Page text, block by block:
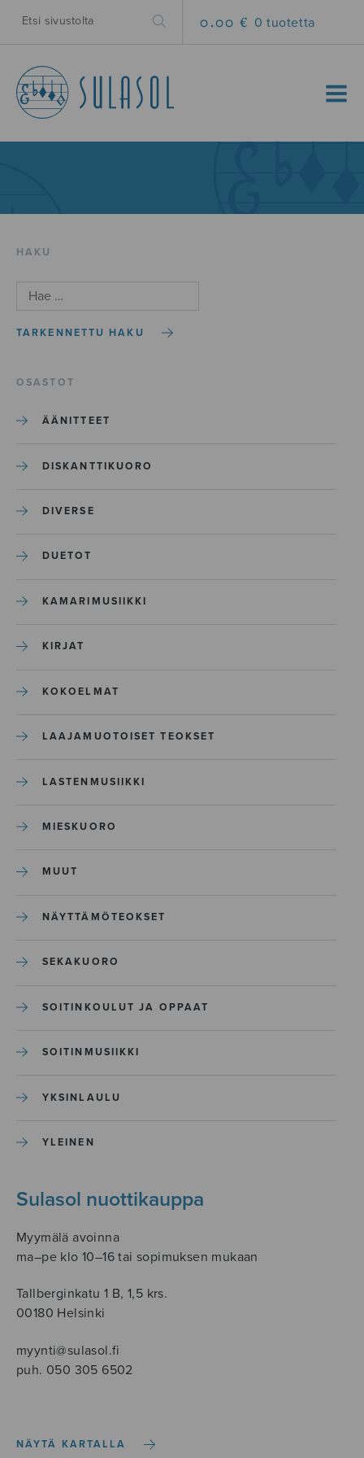
0.00 € 0 tuotetta
MENU
HAKU
TARKENNETTU HAKU
OSASTOT
ÄÄNITTEET
DISKANTTIKUORO
DIVERSE
DUETOT
KAMARIMUSIIKKI
KIRJAT
KOKOELMAT
LAAJAMUOTOISET TEOKSET
LASTENMUSIIKKI
MIESKUORO
MUUT
NÄYTTÄMÖTEOKSET
SEKAKUORO
SOITINKOULUT JA OPPAAT
SOITINMUSIIKKI
YKSINLAULU
YLEINEN
Sulasol nuottikauppa
Myymälä avoinna
ma–pe klo 10–16 tai sopimuksen mukaan
Tallberginkatu 1 B, 1,5 krs.
00180 Helsinki
myynti@sulasol.fi
puh. 050 305 6502
NÄYTÄ KARTALLA